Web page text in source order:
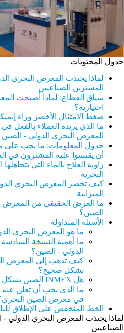
جدول المحتويات
لماذا يجتذب المعرض البحري
المشترين الصناعيين
سياق القطاع: لماذا أصبحت
اختيارية؟
ضغط الامتثال الأخضر وراء
ما الذي يريده العملاء بالفعل
المعرض البحري الدولي - الصين
أن يقيسوا عليه المشترون في
زاوية العلاج بالماء التي
البحرية
كيف تحضر المعرض البحري
الميزانية
ما الغرض الحقيقي من المعرض
الصين؟
الأسئلة المتداولة
ما هو المعرض البحري
ما أهمية النسخة
الدولي - الصين؟
كيف تذهب إلى المعرض
بشكل صحيح؟
هل INMEX الصين بشكل عام لبناة السفن؟
ما الذي يجب أن تعلن
في معرض الصين
الخط المنخفض على الإطلاق
لماذا يجتذب المعرض البحري الدولي -
الصناعيين